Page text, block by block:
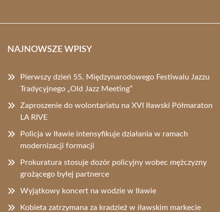
NAJNOWSZE WPISY
Pierwszy dzień 55. Międzynarodowego Festiwalu Jazzu
Tradycyjnego „Old Jazz Meeting”
Zaproszenie do wolontariatu na XVI Iławski Półmaraton
LA RIVE
Policja w Iławie intensyfikuje działania w ramach
modernizacji formacji
Prokuratura stosuje dozór policyjny wobec mężczyzny
grożącego byłej partnerce
Wyjątkowy koncert na wodzie w Iławie
Kobieta zatrzymana za kradzież w iławskim markecie